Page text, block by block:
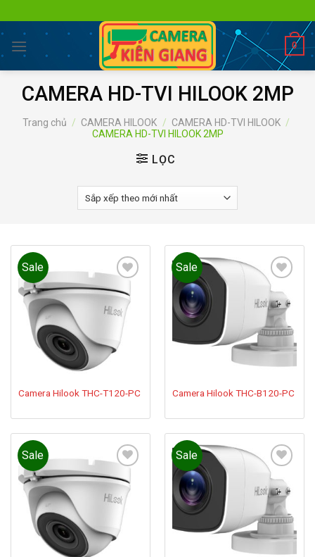
to
content
0
CAMERA HD-TVI HILOOK 2MP
Trang chủ / CAMERA HILOOK / CAMERA HD-TVI HILOOK /
CAMERA HD-TVI HILOOK 2MP
LỌC
Sale
Add to
wishlist
Camera Hilook THC-T120-PC
Sale
Add to
wishlist
Camera Hilook THC-B120-PC
Sale
Add to
wishlist
Sale
Add to
wishlist